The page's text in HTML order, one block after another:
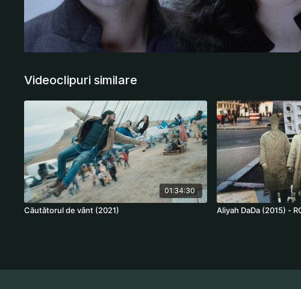
Videoclipuri similare
01:34:30
Căutătorul de vânt (2021) Aliyah DaDa (2015) -